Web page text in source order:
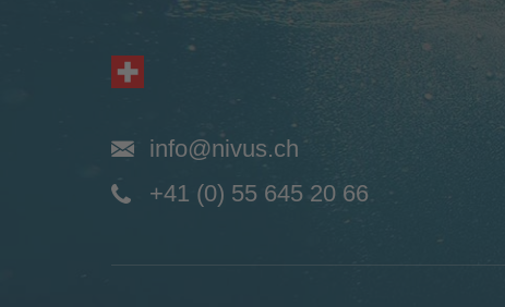
info@nivus.ch
+41 (0) 55 645 20 66